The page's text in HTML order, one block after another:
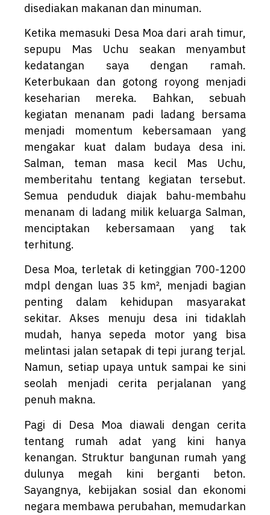
disediakan makanan dan minuman.
Ketika memasuki Desa Moa dari arah timur,
sepupu Mas Uchu seakan menyambut
kedatangan saya dengan ramah.
Keterbukaan dan gotong royong menjadi
keseharian mereka. Bahkan, sebuah
kegiatan menanam padi ladang bersama
menjadi momentum kebersamaan yang
mengakar kuat dalam budaya desa ini.
Salman, teman masa kecil Mas Uchu,
memberitahu tentang kegiatan tersebut.
Semua penduduk diajak bahu-membahu
menanam di ladang milik keluarga Salman,
menciptakan kebersamaan yang tak
terhitung.
Desa Moa, terletak di ketinggian 700-1200
mdpl dengan luas 35 km², menjadi bagian
penting dalam kehidupan masyarakat
sekitar. Akses menuju desa ini tidaklah
mudah, hanya sepeda motor yang bisa
melintasi jalan setapak di tepi jurang terjal.
Namun, setiap upaya untuk sampai ke sini
seolah menjadi cerita perjalanan yang
penuh makna.
Pagi di Desa Moa diawali dengan cerita
tentang rumah adat yang kini hanya
kenangan. Struktur bangunan rumah yang
dulunya megah kini berganti beton.
Sayangnya, kebijakan sosial dan ekonomi
negara membawa perubahan, memudarkan